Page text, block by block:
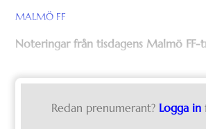
MALMÖ FF
Noteringar från tisdagens Malmö FF-
Redan prenumerant? Logga in